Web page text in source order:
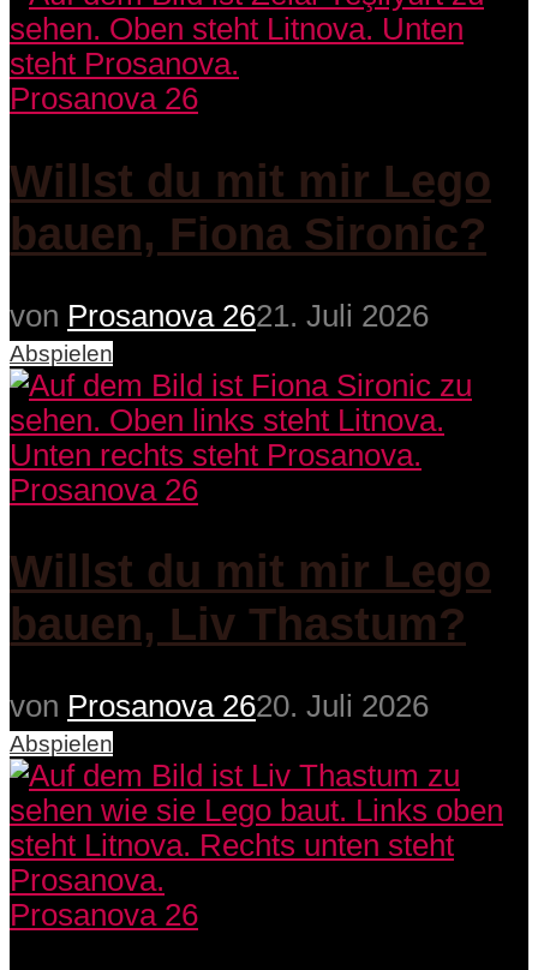
Prosanova 26
Willst du mit mir Lego
bauen, Fiona Sironic?
von Prosanova 2621. Juli 2026
Abspielen
Prosanova 26
Willst du mit mir Lego
bauen, Liv Thastum?
von Prosanova 2620. Juli 2026
Abspielen
Prosanova 26